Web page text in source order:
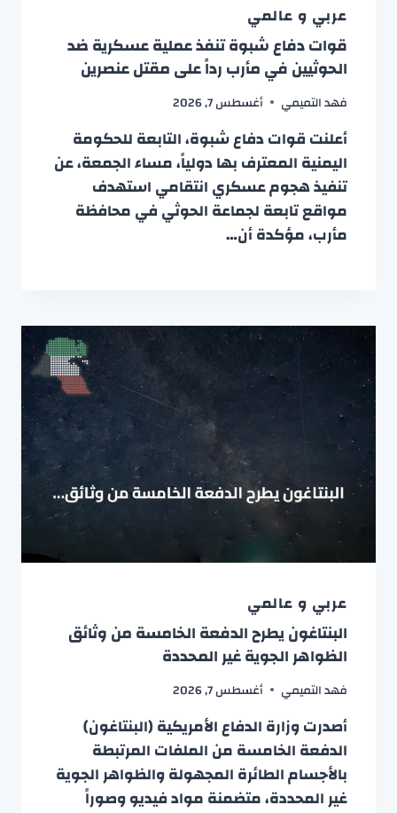
عربي و عالمي
قوات دفاع شبوة تنفذ عملية عسكرية ضد
الحوثيين في مأرب رداً على مقتل عنصرين
فهد التميمي أغسطس 7, 2026
أعلنت قوات دفاع شبوة، التابعة للحكومة
اليمنية المعترف بها دولياً، مساء الجمعة، عن
تنفيذ هجوم عسكري انتقامي استهدف
مواقع تابعة لجماعة الحوثي في محافظة
مأرب، مؤكدة أن…
عربي و عالمي
البنتاغون يطرح الدفعة الخامسة من وثائق
الظواهر الجوية غير المحددة
فهد التميمي أغسطس 7, 2026
أصدرت وزارة الدفاع الأمريكية (البنتاغون)
الدفعة الخامسة من الملفات المرتبطة
بالأجسام الطائرة المجهولة والظواهر الجوية
غير المحددة، متضمنة مواد فيديو وصوراً